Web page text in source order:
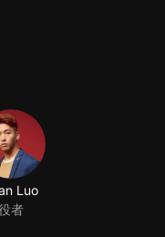
Luo
者